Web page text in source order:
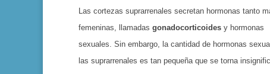
Las corte­zas suprarrenales secretan hormonas tanto
femeninas, llamadas gonadocorticoides y hormonas
sexuales. Sin embargo, la canti­dad de hormonas
las suprarrenales es tan pequeña que se torna